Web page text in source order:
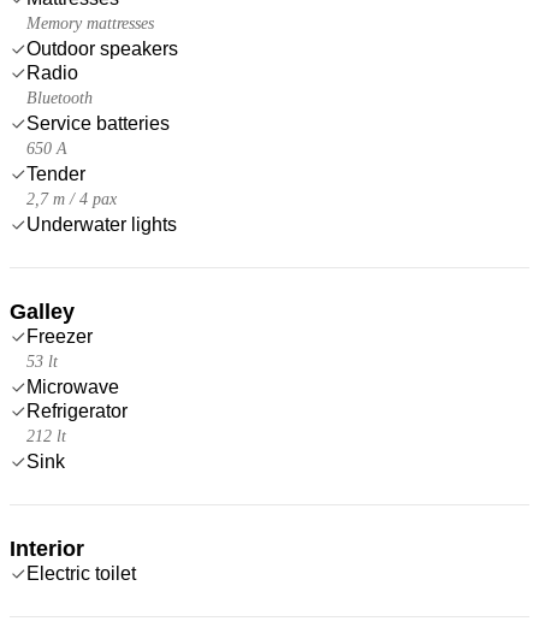
Memory mattresses
Outdoor speakers
Radio
Bluetooth
Service batteries
650 A
Tender
2,7 m / 4 pax
Underwater lights
Galley
Freezer
53 lt
Microwave
Refrigerator
212 lt
Sink
Interior
Electric toilet